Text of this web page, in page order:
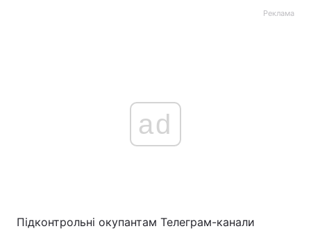
Реклама
ad
Підконтрольні окупантам Телеграм-канали